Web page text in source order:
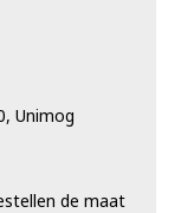
Unimog
de maat